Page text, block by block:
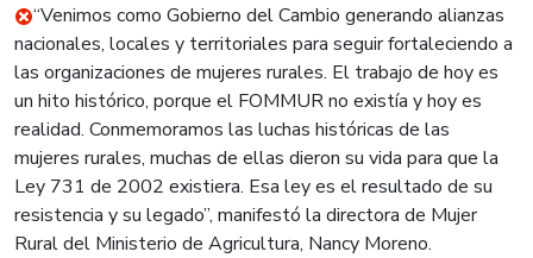
“Venimos como Gobierno del Cambio generando alianzas
nacionales, locales y territoriales para seguir fortaleciendo a
las organizaciones de mujeres rurales. El trabajo de hoy es
un hito histórico, porque el FOMMUR no existía y hoy es
realidad. Conmemoramos las luchas históricas de las
mujeres rurales, muchas de ellas dieron su vida para que la
Ley 731 de 2002 existiera. Esa ley es el resultado de su
resistencia y su legado”, manifestó la directora de Mujer
Rural del Ministerio de Agricultura, Nancy Moreno.